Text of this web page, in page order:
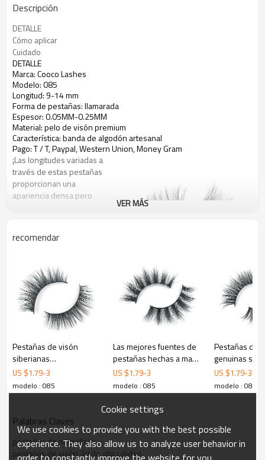
Descripción
DETALLE
Cómo aplicar
Cuidado
DETALLE
Marca: Cooco Lashes
Modelo: 085
Longitud: 9-14 mm
Forma de pestañas: llamarada
Espesor: 0.05MM-0.25MM
Material: pelo de visón premium
Característica: banda de algodón artesanal
Pago: T / T, Paypal, Western Union, Money Gram
¡Las longitudes variadas a
través de estas pestañas
proporcionan una
apariencia densa pero
la noche!
Fácil de aplicar
Ligero y cómodo
Múltiples desgastes
VER MÁS
recomendar
Pestañas de visón
siberianas
personalizadas gruesas
largas hechas a mano
con rizador de pestañas
US $1.79-3
modelo : 085
Las mejores fuentes de
pestañas hechas a mano
atractivas al por mayor
con caja de forma
US $1.79-3
modelo : 085
Pestañas de
genuinas sin
más lujosas a
precio barato
US $1.79-3
modelo : 085
Palabras Claves
pestañas de maquillaje
pestañas de visón 3d de alta calidad
Cookie settings
We use cookies to provide you with the best possible
experience. They also allow us to analyze user behavior in